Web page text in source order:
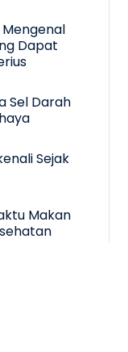
Dapat
Sel Darah
Sejak
Makan